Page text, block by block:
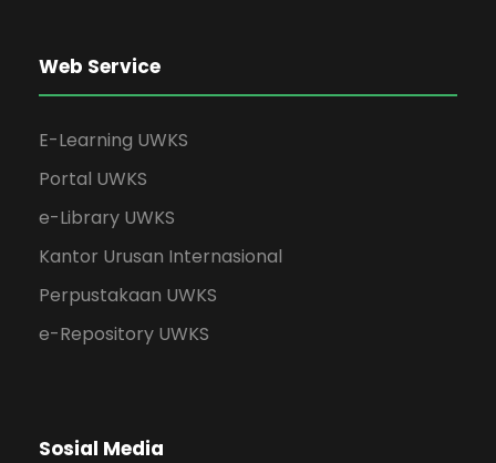
Web Service
E-Learning UWKS
Portal UWKS
e-Library UWKS
Kantor Urusan Internasional
Perpustakaan UWKS
e-Repository UWKS
Sosial Media